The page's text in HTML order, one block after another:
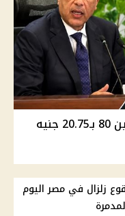
أسعار الوقود في مصر اليوم .. بنزين 80 بـ20.75 جنيه
زلزال في مصر اليوم